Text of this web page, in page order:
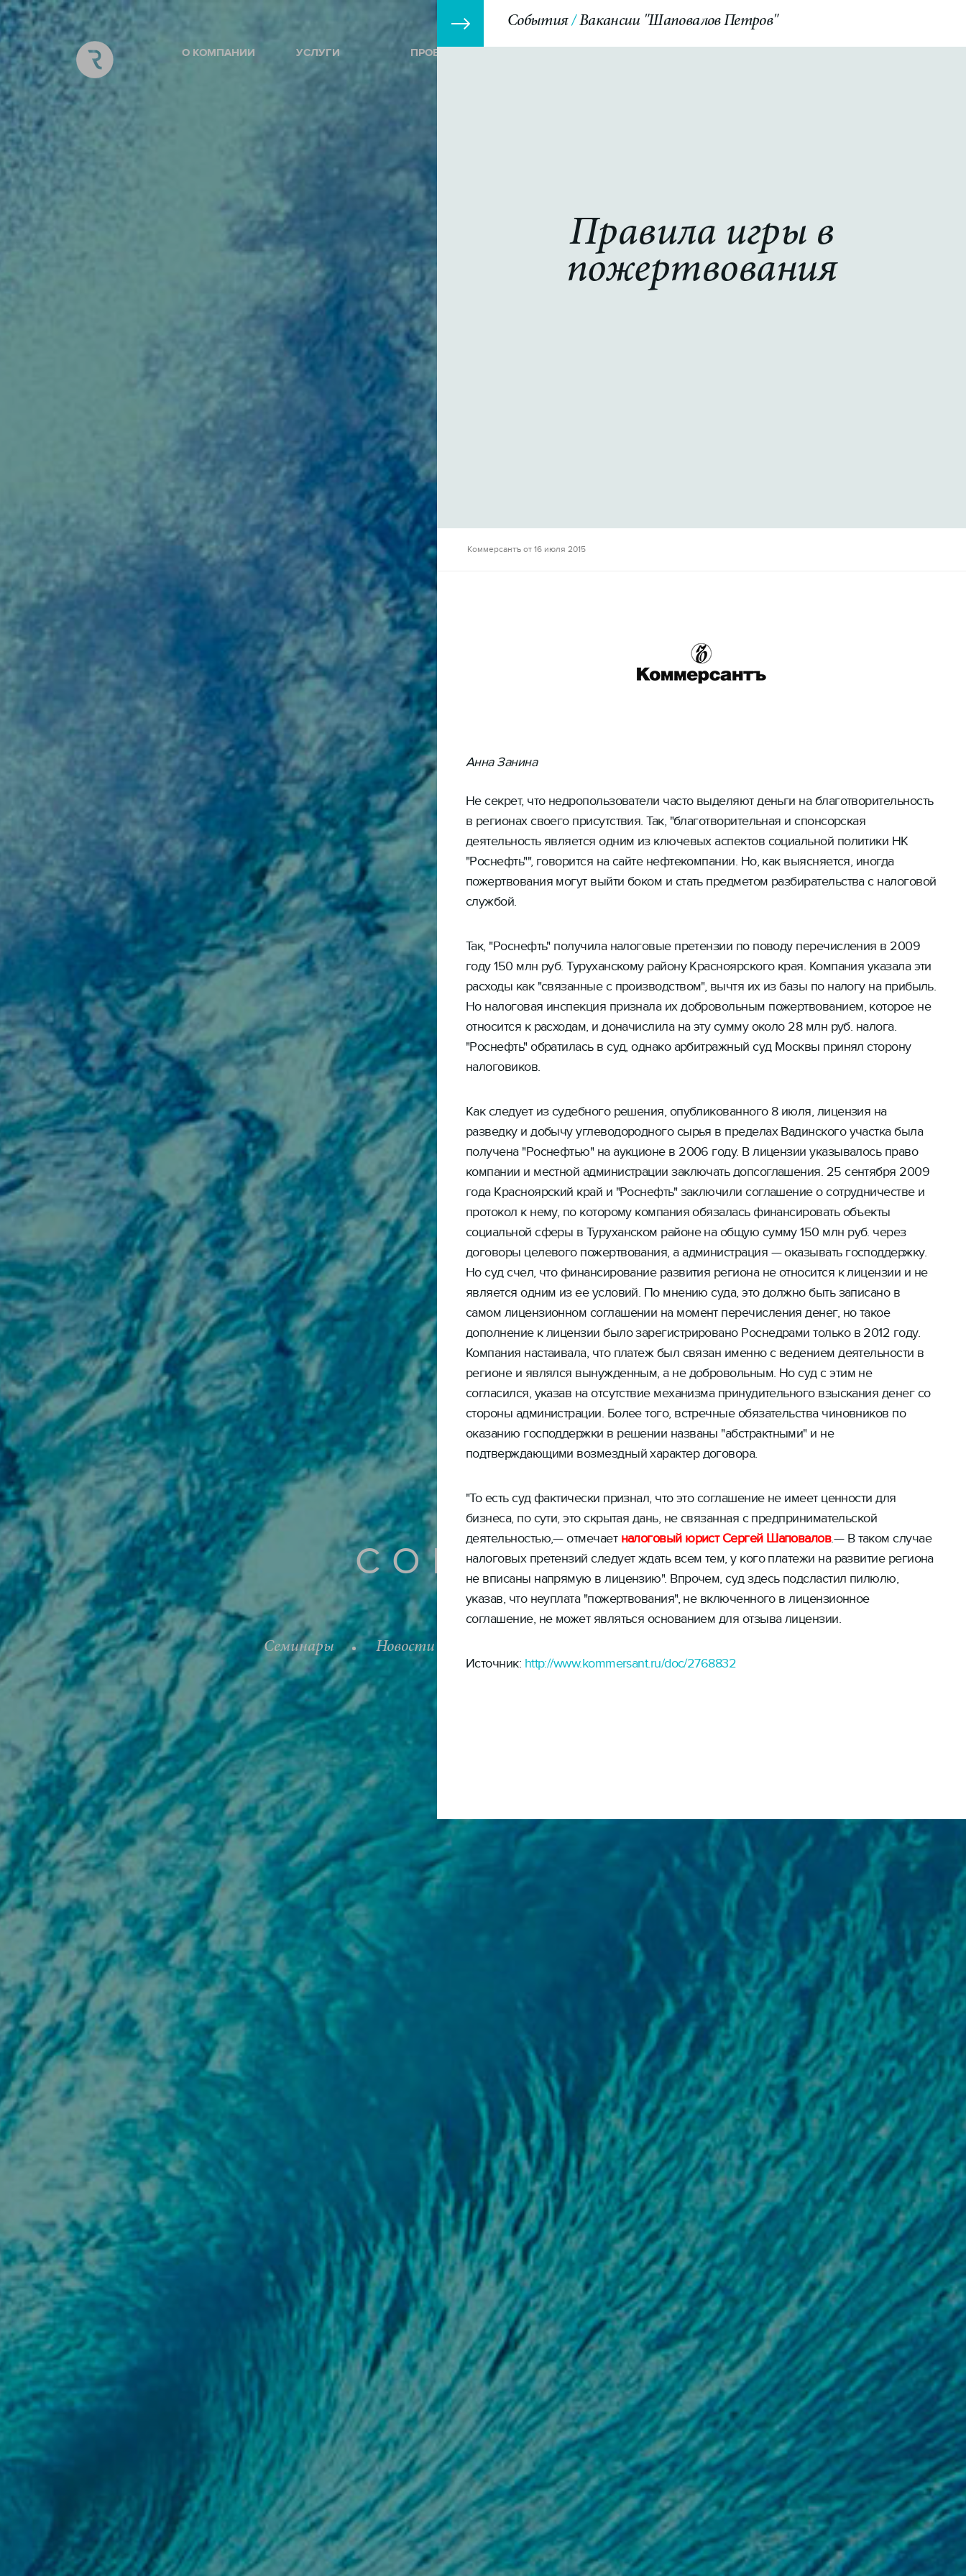
О КОМПАНИИ УСЛУГИ ПРОЕКТЫ
События Вакансии "Шаповалов Петров"
Правила игры в
пожертвования
Коммерсантъ от 16 июля 2015
Анна Занина
Не секрет, что недропользователи часто выделяют деньги на благотворительность
в регионах своего присутствия. Так, "благотворительная и спонсорская
деятельность является одним из ключевых аспектов социальной политики НК
"Роснефть"", говорится на сайте нефтекомпании. Но, как выясняется, иногда
пожертвования могут выйти боком и стать предметом разбирательства с налоговой
службой.
Так, "Роснефть" получила налоговые претензии по поводу перечисления в 2009
году 150 млн руб. Туруханскому району Красноярского края. Компания указала эти
расходы как "связанные с производством", вычтя их из базы по налогу на прибыль.
Но налоговая инспекция признала их добровольным пожертвованием, которое не
относится к расходам, и доначислила на эту сумму около 28 млн руб. налога.
"Роснефть" обратилась в суд, однако арбитражный суд Москвы принял сторону
налоговиков.
Как следует из судебного решения, опубликованного 8 июля, лицензия на
разведку и добычу углеводородного сырья в пределах Вадинского участка была
получена "Роснефтью" на аукционе в 2006 году. В лицензии указывалось право
компании и местной администрации заключать допсоглашения. 25 сентября 2009
года Красноярский край и "Роснефть" заключили соглашение о сотрудничестве и
протокол к нему, по которому компания обязалась финансировать объекты
социальной сферы в Туруханском районе на общую сумму 150 млн руб. через
договоры целевого пожертвования, а администрация — оказывать господдержку.
Но суд счел, что финансирование развития региона не относится к лицензии и не
является одним из ее условий. По мнению суда, это должно быть записано в
самом лицензионном соглашении на момент перечисления денег, но такое
дополнение к лицензии было зарегистрировано Роснедрами только в 2012 году.
Компания настаивала, что платеж был связан именно с ведением деятельности в
регионе и являлся вынужденным, а не добровольным. Но суд с этим не
согласился, указав на отсутствие механизма принудительного взыскания денег со
стороны администрации. Более того, встречные обязательства чиновников по
оказанию господдержки в решении названы "абстрактными" и не
подтверждающими возмездный характер договора.
"То есть суд фактически признал, что это соглашение не имеет ценности для
бизнеса, по сути, это скрытая дань, не связанная с предпринимательской
деятельностью,— отмечает налоговый юрист Сергей Шаповалов.— В таком случае
налоговых претензий следует ждать всем тем, у кого платежи на развитие региона
не вписаны напрямую в лицензию". Впрочем, суд здесь подсластил пилюлю,
указав, что неуплата "пожертвования", не включенного в лицензионное
соглашение, не может являться основанием для отзыва лицензии.
Источник: http://www.kommersant.ru/doc/2768832
СОБЫТИЯ
Семинары Новости